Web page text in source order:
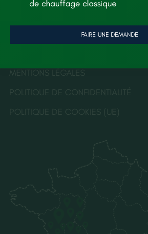
MENTIONS LÉGALES
POLITIQUE DE CONFIDENTIALITÉ
POLITIQUE DE COOKIES (UE)
de chauffage classique
FAIRE UNE DEMANDE